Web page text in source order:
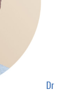
Dr